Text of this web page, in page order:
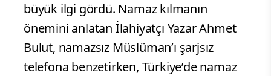
büyük ilgi gördü. Namaz kılmanın
önemini anlatan İlahiyatçı Yazar Ahmet
Bulut, namazsız Müslüman’ı şarjsız
telefona benzetirken, Türkiye’de namaz